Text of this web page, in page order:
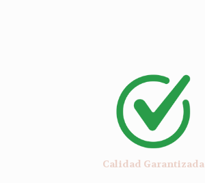
Calidad Garantizada